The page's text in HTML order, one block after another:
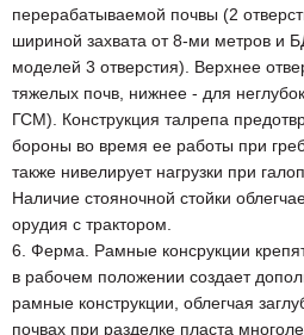
перерабатываемой почвы (2
шириной захвата от 8-ми метров и
моделей 3 отверстия). Верхнее
тяжелых почв, нижнее - для
ГСМ). Конструкция талрепа
бороны во время ее работы при
также нивелирует нагрузки при
Наличие стояночной стойки
орудия с трактором.
6. Ферма. Рамные консрукции
в рабочем положении создает
рамные конструкции, облегчая
почвах при разделке пласта